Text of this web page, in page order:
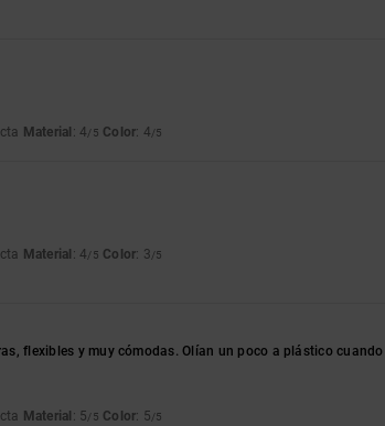
Material : 4/5 Color: 4/5
Material : 4/5 Color: 3/5
flexibles y muy cómodas. Olían un poco a plástico
Material : 5/5 Color: 5/5